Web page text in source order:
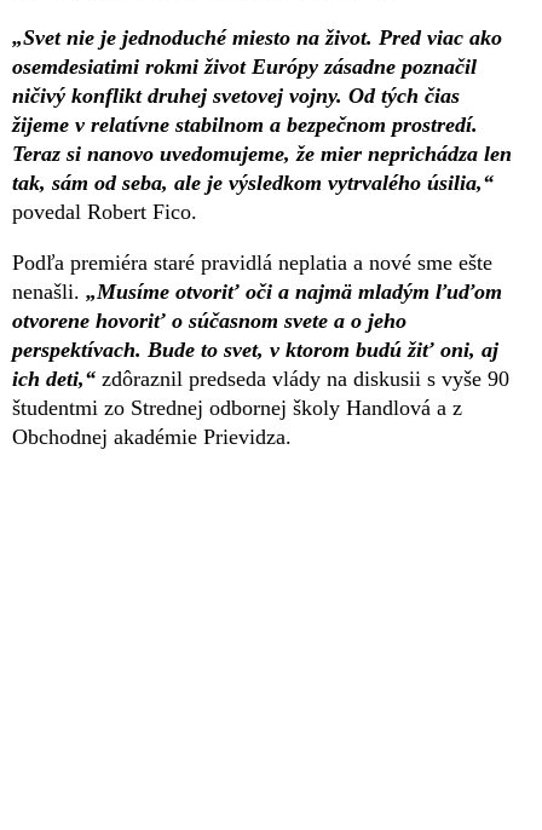
„Svet nie je jednoduché miesto na život. Pred viac ako
osemdesiatimi rokmi život Európy zásadne poznačil
ničivý konflikt druhej svetovej vojny. Od tých čias
žijeme v relatívne stabilnom a bezpečnom prostredí.
Teraz si nanovo uvedomujeme, že mier neprichádza len
tak, sám od seba, ale je výsledkom vytrvalého úsilia,“
povedal Robert Fico.
Podľa premiéra staré pravidlá neplatia a nové sme ešte
nenašli. „Musíme otvoriť oči a najmä mladým ľuďom
otvorene hovoriť o súčasnom svete a o jeho
perspektívach. Bude to svet, v ktorom budú žiť oni, aj
ich deti,“ zdôraznil predseda vlády na diskusii s vyše 90
študentmi zo Strednej odbornej školy Handlová a z
Obchodnej akadémie Prievidza.